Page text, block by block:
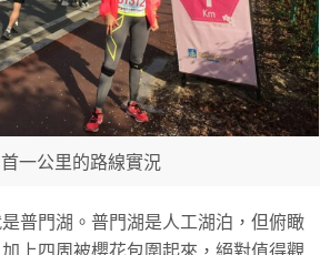
首一公里的路線實況
普門湖。普門湖是人工湖泊，但俯瞰